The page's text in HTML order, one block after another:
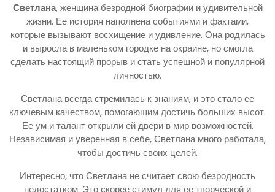
Светлана, женщина безродной биографии и удивительной
жизни. Ее история наполнена событиями и фактами,
которые вызывают восхищение и удивление. Она родилась
и выросла в маленьком городке на окраине, но смогла
сделать настоящий прорыв и стать успешной и популярной
личностью.
Светлана всегда стремилась к знаниям, и это стало ее
ключевым качеством, помогающим достичь больших высот.
Ее ум и талант открыли ей двери в мир возможностей.
Независимая и уверенная в себе, Светлана много работала,
чтобы достичь своих целей.
Интересно, что Светлана не считает свою безродность
недостатком. Это скорее стимул для ее творческой и